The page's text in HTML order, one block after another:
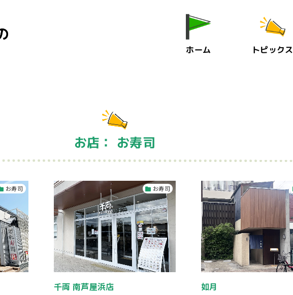
ホーム トピックス
お店： お寿司
お寿司 お寿司
千両 南芦屋浜店 如月